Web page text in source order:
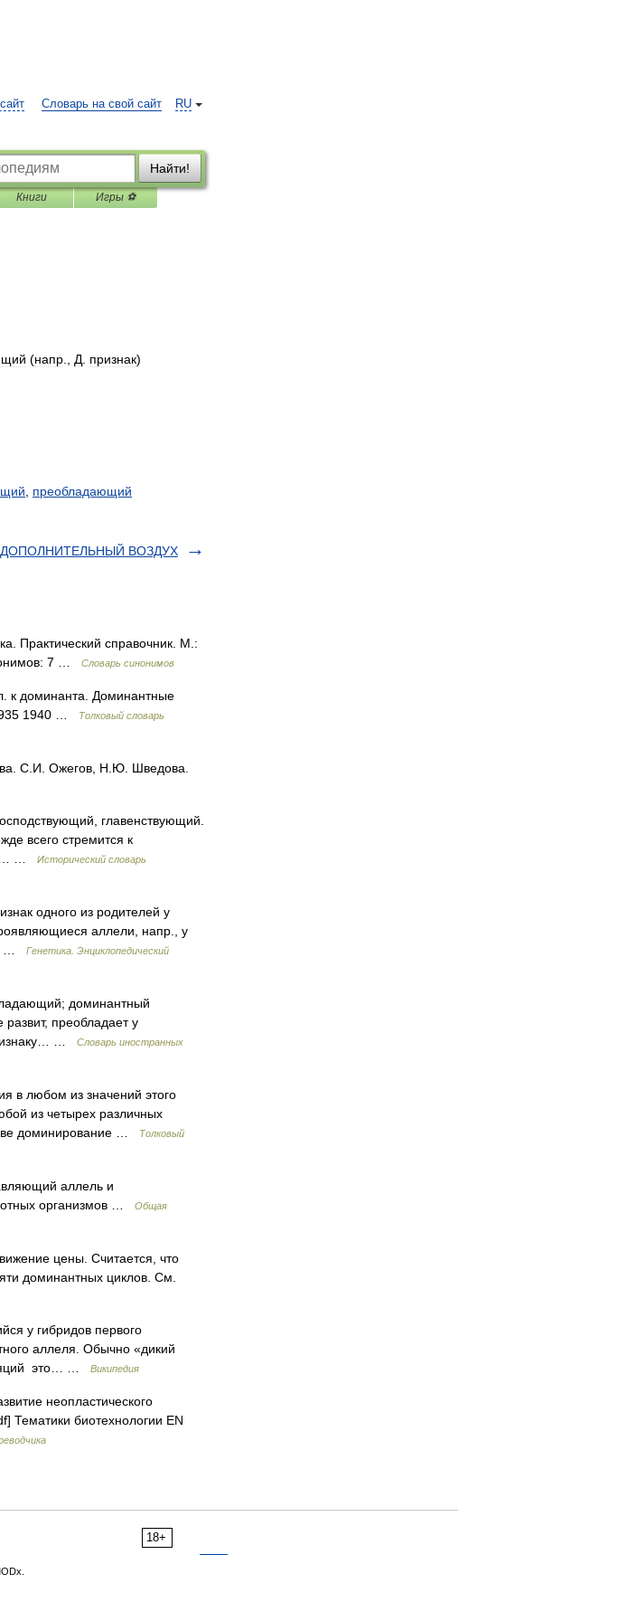
RU
Словарь на свой сайт
Найти!
Книги Игры ⚽
(напр Д признак)
преобладающий
ДОПОЛНИТЕЛЬНЫЙ ВОЗДУХ
Практический справочник. М.:
7 …
Словарь синонимов
доминанта. Доминантные
1940 …
Толковый словарь
С.И. Ожегов, Н.Ю. Шведова.
главенствующий.
всего стремится к
…
Исторический словарь
одного из родителей у
аллели, напр., у
…
Генетика. Энциклопедический
доминантный
преобладает у
…
Словарь иностранных
в любом из значений этого
из четырех различных
доминирование …
Толковый
аллель и
организмов …
Общая
цены. Считается, что
доминантных циклов. См.
у гибридов первого
аллеля. Обычно «дикий
это… …
Википедия
неопластического
Тематики биотехнологии EN
18+